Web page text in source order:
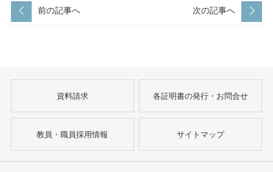
前の記事へ 次の記事へ
資料請求 各証明書の発行・お問合せ
教員・職員採用情報 サイトマップ